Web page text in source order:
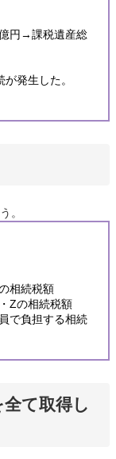
円→課税遺産総
発生した。
。
相続税額
Zの相続税額
で負担する相続
て取得し